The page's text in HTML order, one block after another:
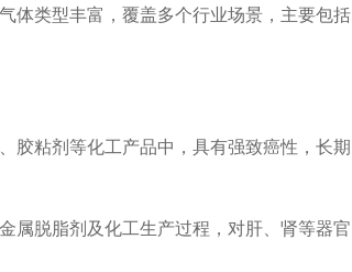
体类型丰富，覆盖多个行业场景，主要包括
粘剂等化工产品中，具有强致癌性，长期
脱脂剂及化工生产过程，对肝、肾等器官